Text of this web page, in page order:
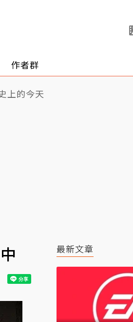
作者群
上的今天
最新文章